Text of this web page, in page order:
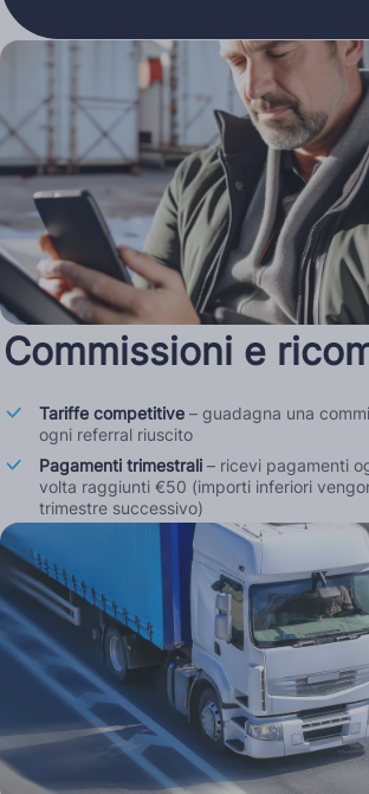
Commissioni e
Tariffe competitive – guadagna una
ogni referral riuscito
Pagamenti trimestrali – ricevi pagamenti
volta raggiunti €50 (importi inferiori
trimestre successivo)